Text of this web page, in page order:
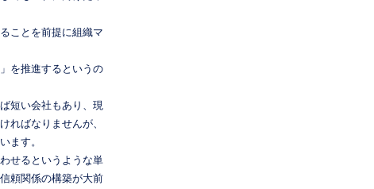
ことを前提に組織マ
を推進するというの
短い会社もあり、現
ればなりませんが、
ます。
せるというような単
頼関係の構築が大前